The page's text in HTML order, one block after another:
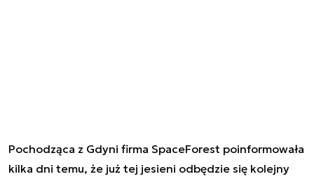
Pochodząca z Gdyni firma SpaceForest poinformowała
kilka dni temu, że już tej jesieni odbędzie się kolejny